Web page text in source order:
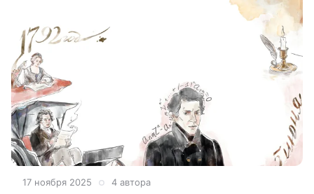
17 ноября 2025 4 автора